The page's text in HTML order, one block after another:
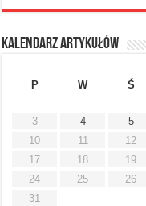
Kalendarz artykułów
P
W Ś
3
4 5
10
11 12
17
18 19
24
25 26
31